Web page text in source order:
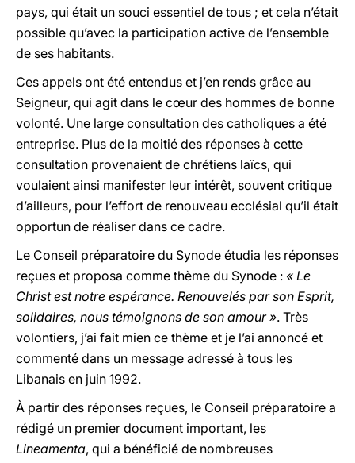
pays, qui était un souci essentiel de tous ; et cela n’était
possible qu’avec la participation active de l’ensemble
de ses habitants.
Ces appels ont été entendus et j’en rends grâce au
Seigneur, qui agit dans le cœur des hommes de bonne
volonté. Une large consultation des catholiques a été
entreprise. Plus de la moitié des réponses à cette
consultation provenaient de chrétiens laïcs, qui
voulaient ainsi manifester leur intérêt, souvent critique
d’ailleurs, pour l’effort de renouveau ecclésial qu’il était
opportun de réaliser dans ce cadre.
Le Conseil préparatoire du Synode étudia les réponses
reçues et proposa comme thème du Synode : « Le
Christ est notre espérance. Renouvelés par son Esprit,
solidaires, nous témoignons de son amour ». Très
volontiers, j’ai fait mien ce thème et je l’ai annoncé et
commenté dans un message adressé à tous les
Libanais en juin 1992.
À partir des réponses reçues, le Conseil préparatoire a
rédigé un premier document important, les
Lineamenta, qui a bénéficié de nombreuses